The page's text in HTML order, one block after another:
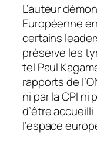
L’auteur
Européenne
certains
préserve les
tel Paul
rapports de
ni par la CPI ni
d’être
l’espace